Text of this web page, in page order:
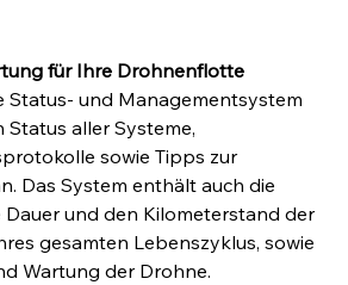
für Ihre Drohnenflotte
Status- und Managementsystem
aller Systeme,
sowie Tipps zur
Das System enthält auch die
und den Kilometerstand der
gesamten Lebenszyklus, sowie
Wartung der Drohne.